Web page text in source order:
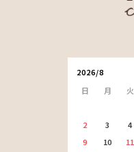
2026/8
日
月 火
2
3 4
9
10 11